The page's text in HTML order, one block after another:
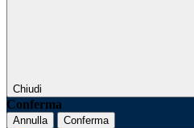
Chiudi
Conferma
Annulla Conferma